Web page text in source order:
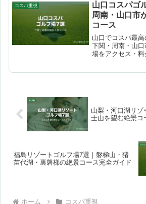
コスパ重視
山口コスパゴ
周南・山口市
コース
山口でコスパ最高
下関・周南・山
場をアクセス・料
山梨・河口湖リゾ
士山を望む絶景コ
福島リゾートゴルフ場7選｜磐梯山・猪
苗代湖・裏磐梯の絶景コース完全ガイド
ホーム コスパ重視